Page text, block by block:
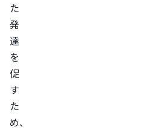
た
発
達
を
促
す
た
め、